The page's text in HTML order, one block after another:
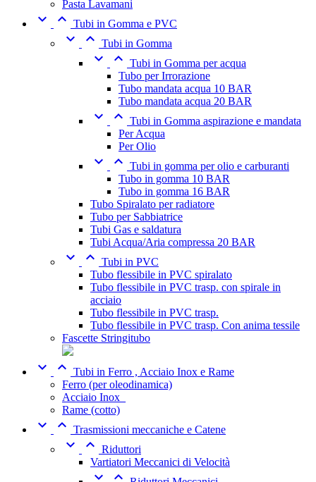
Pasta Lavamani
  Tubi in Gomma e PVC
  Tubi in Gomma
  Tubi in Gomma per acqua
Tubo per Irrorazione
Tubo mandata acqua 10 BAR
Tubo mandata acqua 20 BAR
  Tubi in Gomma aspirazione e mandata
Per Acqua
Per Olio
  Tubi in gomma per olio e carburanti
Tubo in gomma 10 BAR
Tubo in gomma 16 BAR
Tubo Spiralato per radiatore
Tubo per Sabbiatrice
Tubi Gas e saldatura
Tubi Acqua/Aria compressa 20 BAR
  Tubi in PVC
Tubo flessibile in PVC spiralato
Tubo flessibile in PVC trasp. con spirale in
acciaio
Tubo flessibile in PVC trasp.
Tubo flessibile in PVC trasp. Con anima tessile
Fascette Stringitubo
  Tubi in Ferro , Acciaio Inox e Rame
Ferro (per oleodinamica)
Acciaio Inox_
Rame (cotto)
  Trasmissioni meccaniche e Catene
  Riduttori
Vartiatori Meccanici di Velocità
 